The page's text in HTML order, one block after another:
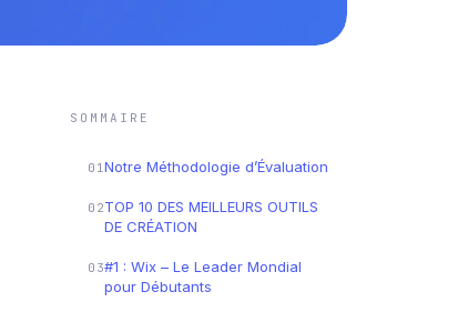
SOMMAIRE
01Notre Méthodologie d’Évaluation
02TOP 10 DES MEILLEURS OUTILS
DE CRÉATION
03#1 : Wix – Le Leader Mondial
pour Débutants